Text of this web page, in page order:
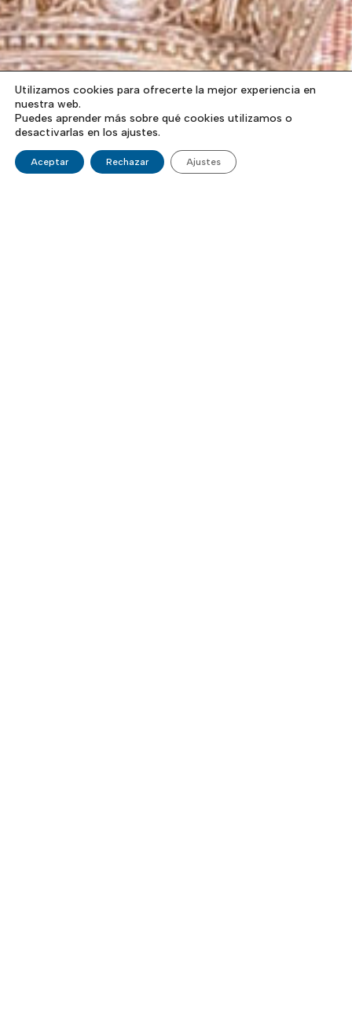
Utilizamos cookies para ofrecerte la mejor experiencia en
nuestra web.
Puedes aprender más sobre qué cookies utilizamos o
desactivarlas en los ajustes.
Aceptar Rechazar Ajustes